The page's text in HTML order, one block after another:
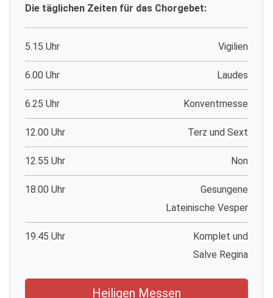
Die täglichen Zeiten für das Chorgebet:
5.15 Uhr Vigilien
6.00 Uhr Laudes
6.25 Uhr Konventmesse
12.00 Uhr Terz und Sext
12.55 Uhr Non
18.00 Uhr
Gesungene
Lateinische Vesper
19.45 Uhr
Komplet und
Salve Regina
Heiligen Messen